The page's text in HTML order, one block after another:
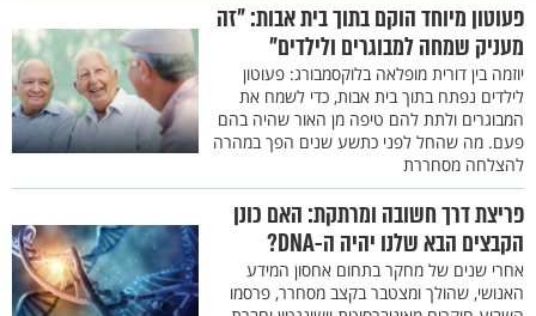
פעוטון מיוחד הוקם בתוך בית אבות: "זה
מעניק שמחה למבוגרים ולילדים"
יוזמה בין דורית מופלאה בלוקסמבורג: פעוטון
לילדים נפתח בתוך בית אבות, כדי לשמח את
המבוגרים ולתת להם טיפה מן האור שהיה בהם
פעם. מה שהחל לפני כתשע שנים הפך במהרה
להצלחה מסחררת
פריצת דרך חשובה ומרתקת: האם כונן
הקבצים הבא שלנו יהיה ה-DNA?
אחרי שנים של מחקר בתחום אחסון המידע
האנושי, שהולך ומצטבר בקצב מסחרר, פרסמו